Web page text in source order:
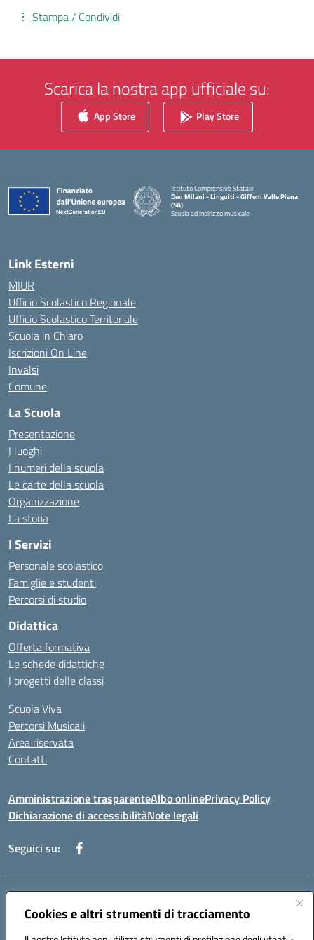
Cookies e altri strumenti di tracciamento
Stampa / Condividi
Scarica la nostra app ufficiale su:
App Store Play Store
Istituto Comprensivo Statale
Don Milani - Linguiti - Giffoni Valle Piana
(SA)
Scuola ad indirizzo musicale
Link Esterni
MIUR
Ufficio Scolastico Regionale
Ufficio Scolastico Territoriale
Scuola in Chiaro
Iscrizioni On Line
Invalsi
Comune
La Scuola
Presentazione
I luoghi
I numeri della scuola
Le carte della scuola
Organizzazione
La storia
I Servizi
Personale scolastico
Famiglie e studenti
Percorsi di studio
Didattica
Offerta formativa
Le schede didattiche
I progetti delle classi
Scuola Viva
Percorsi Musicali
Area riservata
Contatti
Amministrazione trasparenteAlbo onlinePrivacy Policy
Dichiarazione di accessibilitàNote legali
Seguici su:
Indirizzo:
Centralino:089868360 Email:saic857007@istruzione.it